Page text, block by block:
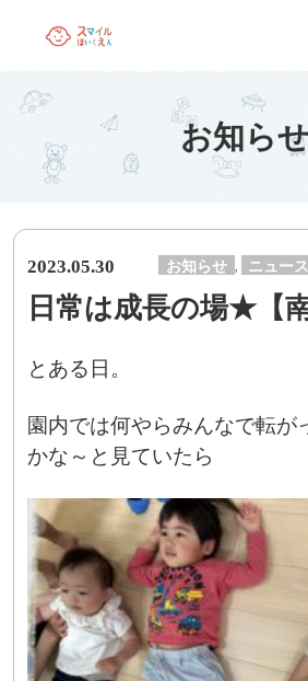
お知らせ
2023.05.30 お知らせ , ニュース
日常は成長の場★【
とある日。
園内では何やらみんなで転が
かな～と見ていたら